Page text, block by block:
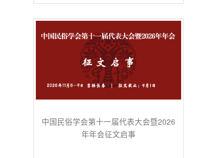
中国民俗学会第十一届代表大会暨2026
年年会征文启事